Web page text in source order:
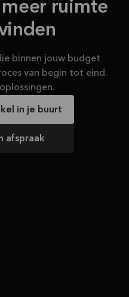
ruimte
binnen jouw budget
van begin tot eind.
in je buurt
afspraak